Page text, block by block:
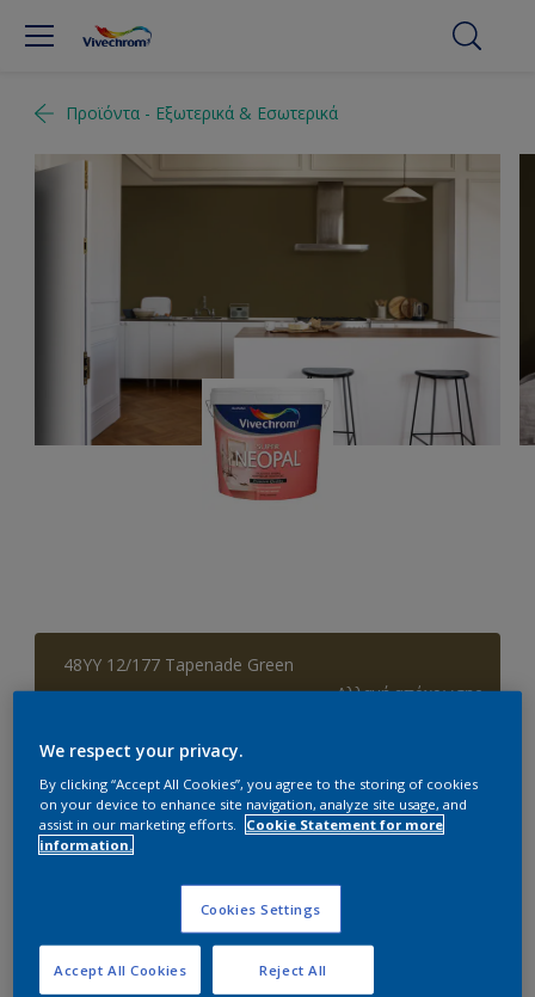
Προϊόντα - Εξωτερικά & Εσωτερικά
48YY 12/177 Tapenade Green
Αλλαγή απόχρωσης
Συσκευασία
0.97L 2.9L 9.7L
Υπολογισμός
Προσθήκη στο Workspace
We respect your privacy.
By clicking “Accept All Cookies”, you agree to the storing of cookies
on your device to enhance site navigation, analyze site usage, and
assist in our marketing efforts.
Cookie Statement for more
information.
Cookies Settings
Reject All
Accept All Cookies